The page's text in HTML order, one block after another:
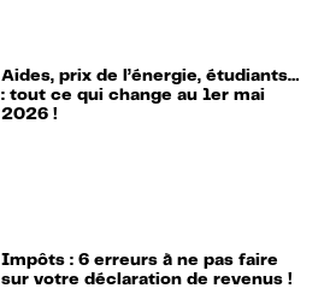
Aides, prix de l’énergie, étudiants…
: tout ce qui change au 1er mai
2026 !
Impôts : 6 erreurs à ne pas faire
sur votre déclaration de revenus !